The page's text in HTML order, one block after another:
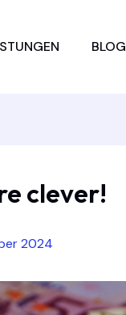
BLOG
clever!
2024